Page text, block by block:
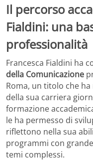
Il percorso
Fialdini: una
professionalità
Francesca Fialdini ha
della Comunicazione
Roma, un titolo che
della sua carriera
formazione
le ha permesso di
riflettono nella sua
programmi con
temi complessi.